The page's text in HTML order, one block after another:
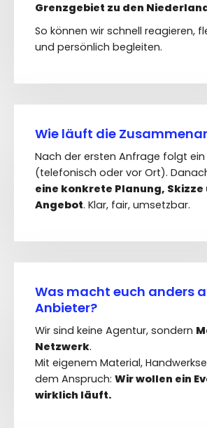
Grenzgebiet zu den
So können wir schnell reagieren,
und persönlich begleiten.
Wie läuft die
Nach der ersten Anfrage folgt
(telefonisch oder vor Ort).
eine konkrete Planung, Skizze
Angebot. Klar, fair, umsetzbar.
Was macht euch anders
Anbieter?
Wir sind keine Agentur, sondern
Netzwerk.
Mit eigenem Material,
dem Anspruch: Wir wollen ein
wirklich läuft.